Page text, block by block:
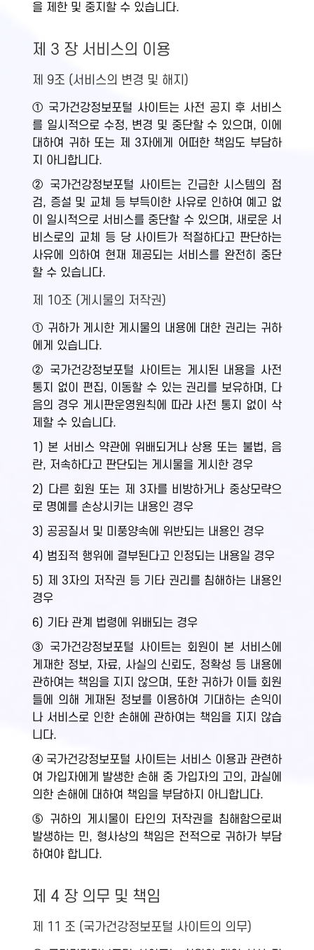
을 제한 및 중지할 수 있습니다.
제 3 장 서비스의 이용
제 9조 (서비스의 변경 및 해지)
① 국가건강정보포털 사이트는 사전 공지 후 서비스
를 일시적으로 수정, 변경 및 중단할 수 있으며, 이에
대하여 귀하 또는 제 3자에게 어떠한 책임도 부담하
지 아니합니다.
② 국가건강정보포털 사이트는 긴급한 시스템의 점
검, 증설 및 교체 등 부득이한 사유로 인하여 예고 없
이 일시적으로 서비스를 중단할 수 있으며, 새로운 서
비스로의 교체 등 당 사이트가 적절하다고 판단하는
사유에 의하여 현재 제공되는 서비스를 완전히 중단
할 수 있습니다.
제 10조 (게시물의 저작권)
① 귀하가 게시한 게시물의 내용에 대한 권리는 귀하
에게 있습니다.
② 국가건강정보포털 사이트는 게시된 내용을 사전
통지 없이 편집, 이동할 수 있는 권리를 보유하며, 다
음의 경우 게시판운영원칙에 따라 사전 통지 없이 삭
제할 수 있습니다.
1) 본 서비스 약관에 위배되거나 상용 또는 불법, 음
란, 저속하다고 판단되는 게시물을 게시한 경우
2) 다른 회원 또는 제 3자를 비방하거나 중상모략으
로 명예를 손상시키는 내용인 경우
3) 공공질서 및 미풍양속에 위반되는 내용인 경우
4) 범죄적 행위에 결부된다고 인정되는 내용일 경우
5) 제 3자의 저작권 등 기타 권리를 침해하는 내용인
경우
6) 기타 관계 법령에 위배되는 경우
③ 국가건강정보포털 사이트는 회원이 본 서비스에
게재한 정보, 자료, 사실의 신뢰도, 정확성 등 내용에
관하여는 책임을 지지 않으며, 또한 귀하가 이들 회원
들에 의해 게재된 정보를 이용하여 기대하는 손익이
나 서비스로 인한 손해에 관하여는 책임을 지지 않습
니다.
④ 국가건강정보포털 사이트는 서비스 이용과 관련하
여 가입자에게 발생한 손해 중 가입자의 고의, 과실에
의한 손해에 대하여 책임을 부담하지 아니합니다.
⑤ 귀하의 게시물이 타인의 저작권을 침해함으로써
발생하는 민, 형사상의 책임은 전적으로 귀하가 부담
하여야 합니다.
제 4 장 의무 및 책임
제 11 조 (국가건강정보포털 사이트의 의무)